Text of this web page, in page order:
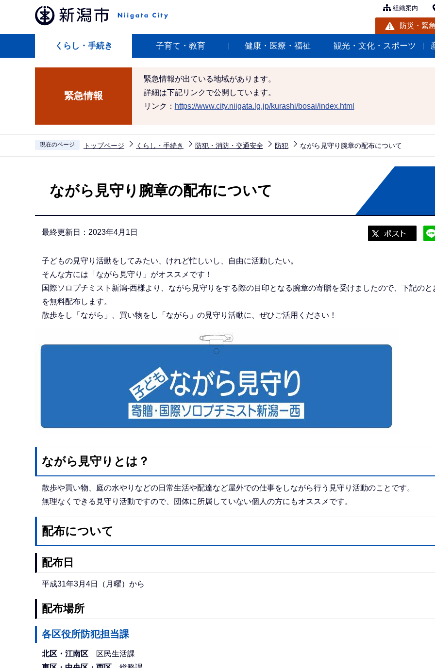
ペ
組織案内
防災・緊
くらし・手続き 子育て・教育 健康・医療・福祉 観光・文化・スポーツ
緊急情報
緊急情報が出ている地域があります。
詳細は下記リンクで公開しています。
リンク： https://www.city.niigata.lg.jp/kurashi/bosai/index.html
現在のページ トップページ くらし・手続き 防犯・消防・交通安全 防犯 ながら見守り腕章の配布について
ながら見守り腕章の配布について
最終更新日：2023年4月1日
子どもの見守り活動をしてみたい、けれど忙しいし、自由に活動したい。
そんな方には「ながら見守り」がオススメです！
国際ソロプチミスト新潟-西様より、ながら見守りをする際の目印となる腕章の寄贈を受けましたので、下記のと
を無料配布します。
散歩をし「ながら」、買い物をし「ながら」の見守り活動に、ぜひご活用ください！
ながら見守りとは？
散歩や買い物、庭の水やりなどの日常生活や配達など屋外での仕事をしながら行う見守り活動のことです。
無理なくできる見守り活動ですので、団体に所属していない個人の方にもオススメです。
配布について
配布日
平成31年3月4日（月曜）から
配布場所
各区役所防犯担当課
北区・江南区区民生活課